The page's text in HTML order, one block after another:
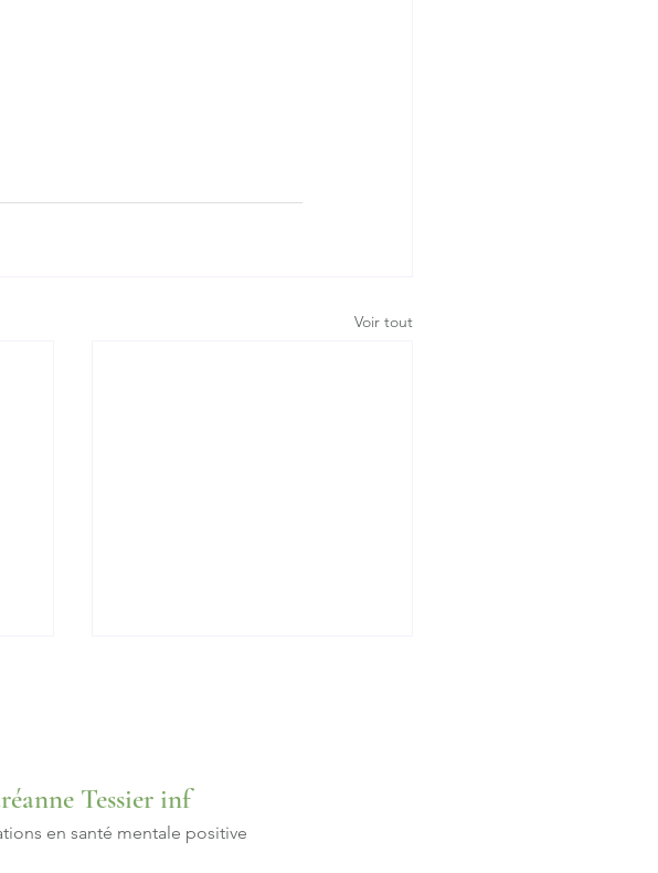
Voir tout
L'allergie au gris
Tessier inf
en santé mentale positive